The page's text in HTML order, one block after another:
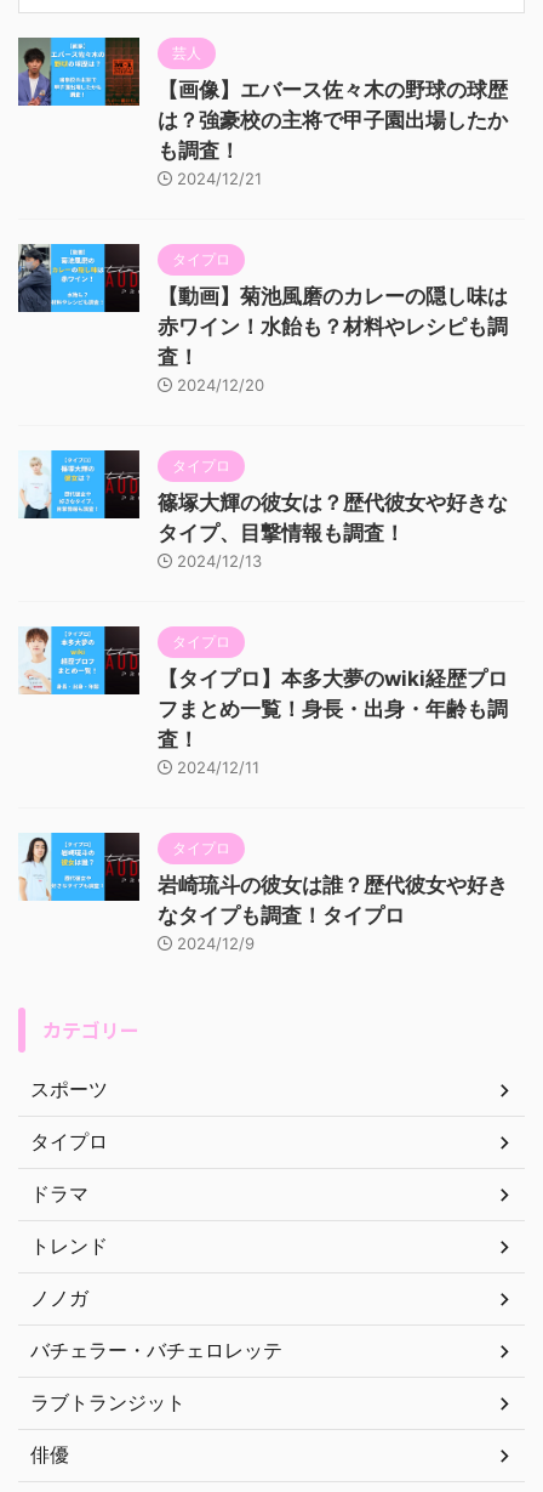
芸人
【画像】エバース佐々木の野球の球歴
は？強豪校の主将で甲子園出場したか
も調査！
2024/12/21
タイプロ
【動画】菊池風磨のカレーの隠し味は
赤ワイン！水飴も？材料やレシピも調
査！
2024/12/20
タイプロ
篠塚大輝の彼女は？歴代彼女や好きな
タイプ、目撃情報も調査！
2024/12/13
タイプロ
【タイプロ】本多大夢のwiki経歴プロ
フまとめ一覧！身長・出身・年齢も調
査！
2024/12/11
タイプロ
岩崎琉斗の彼女は誰？歴代彼女や好き
なタイプも調査！タイプロ
2024/12/9
カテゴリー
スポーツ
タイプロ
ドラマ
トレンド
ノノガ
バチェラー・バチェロレッテ
ラブトランジット
俳優